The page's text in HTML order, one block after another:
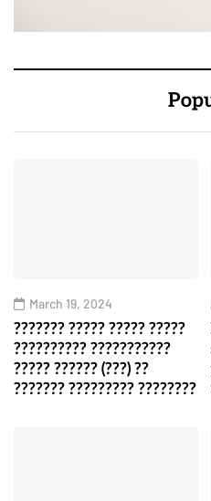
March 19, 2024
??????? ????? ????? ?????
?????????? ???????????
????? ?????? (???) ??
??????? ????????? ????????